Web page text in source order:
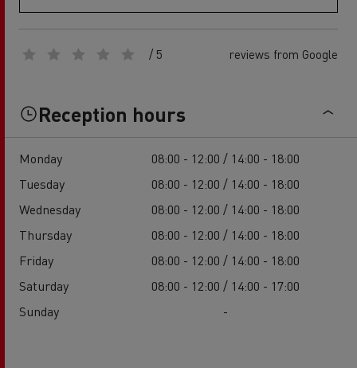
/ 5 reviews from Google
Reception hours
Monday
08:00 - 12:00 / 14:00 - 18:00
Tuesday
08:00 - 12:00 / 14:00 - 18:00
Wednesday
08:00 - 12:00 / 14:00 - 18:00
Thursday
08:00 - 12:00 / 14:00 - 18:00
Friday
08:00 - 12:00 / 14:00 - 18:00
Saturday
08:00 - 12:00 / 14:00 - 17:00
Sunday
-